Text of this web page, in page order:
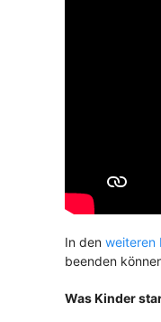
In den weiteren
beenden
Was Kinder